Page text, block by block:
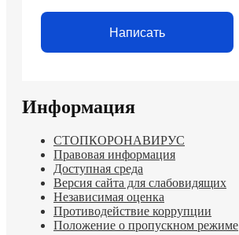
Написать
Информация
СТОПКОРОНАВИРУС
Правовая информация
Доступная среда
Версия сайта для слабовидящих
Независимая оценка
Противодействие коррупции
Положение о пропускном режиме